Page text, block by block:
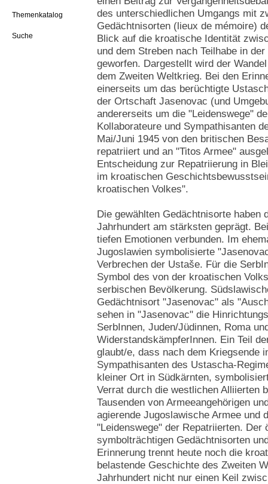
Themenkatalog
Suche
des unterschiedlichen Umgangs mit
Gedächtnisorten (lieux de mémoire)
Blick auf die kroatische Identität
und dem Streben nach Teilhabe in
geworfen. Dargestellt wird der
dem Zweiten Weltkrieg. Bei den
einerseits um das berüchtigte
der Ortschaft Jasenovac (und
andererseits um die "Leidenswege"
Kollaborateure und Sympathisanten
Mai/Juni 1945 von den britischen
repatriiert und an "Titos Armee"
Entscheidung zur Repatriierung in
im kroatischen
kroatischen Volkes".
Die gewählten Gedächtnisorte haben
Jahrhundert am stärksten geprägt.
tiefen Emotionen verbunden. Im
Jugoslawien symbolisierte
Verbrechen der Ustaše. Für die
Symbol des von der kroatischen
serbischen Bevölkerung.
Gedächtnisort "Jasenovac" als
sehen in "Jasenovac" die
SerbInnen, Juden/Jüdinnen, Roma
WiderstandskämpferInnen. Ein Teil
glaubt/e, dass nach dem Kriegsende
Sympathisanten des Ustascha-
kleiner Ort in Südkärnten,
Verrat durch die westlichen Alliierten
Tausenden von Armeeangehörigen
agierende Jugoslawische Armee und
"Leidenswege" der Repatriierten. Der
symbolträchtigen Gedächtnisorten
Erinnerung trennt heute noch die
belastende Geschichte des Zweiten
Jahrhundert nicht nur einen Keil